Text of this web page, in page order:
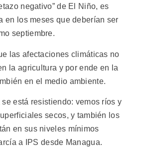
negativo” de El Niño, es
en los meses que deberían ser
septiembre.
las afectaciones climáticas no
la agricultura y por ende en la
en el medio ambiente.
se está resistiendo: vemos ríos y
secos, y también los
en sus niveles mínimos
a IPS desde Managua.